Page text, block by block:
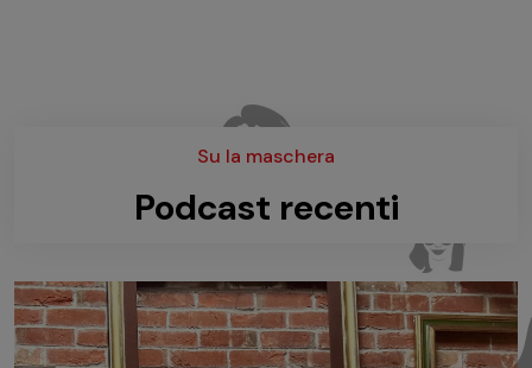
Su la maschera
Podcast recenti